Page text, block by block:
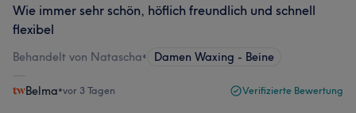
Wie immer sehr schön, höflich freundlich und schnell
flexibel
Behandelt von Natascha• Damen Waxing - Beine
Belma•vor 3 Tagen Verifizierte Bewertung